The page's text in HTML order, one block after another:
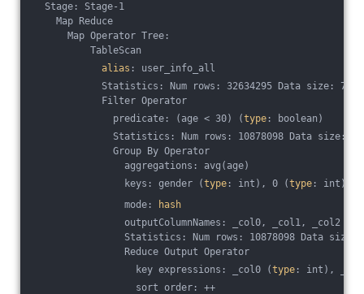
Stage: Stage-1
Map Reduce
Map Operator Tree:
TableScan
alias : user_info_all
Statistics: Num rows: 32634295 Data size: 783223080
Filter Operator
predicate: (age < 30) (type : boolean)
Statistics: Num rows: 10878098 Data size:
Group By Operator
aggregations: avg(age)
keys: gender (type : int), 0 (type : int)
mode:
hash
outputColumnNames: _col0, _col1, _col2
Statistics: Num rows: 10878098 Data size:
Reduce Output Operator
key expressions: _col0 (type : int),
sort order: ++